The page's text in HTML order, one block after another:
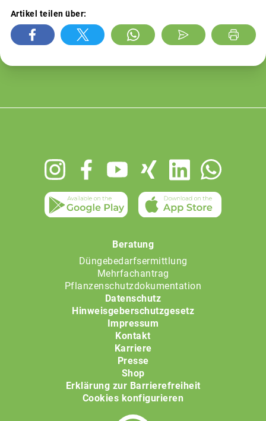
Artikel teilen über:
Beratung
Düngebedarfsermittlung
Mehrfachantrag
Pflanzenschutzdokumentation
Datenschutz
Hinweisgeberschutzgesetz
Impressum
Kontakt
Karriere
Presse
Shop
Erklärung zur Barrierefreiheit
Cookies konfigurieren